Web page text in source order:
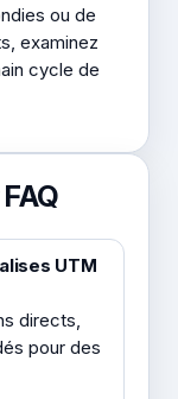
ou de
examinez
cycle de
UTM
directs,
pour des